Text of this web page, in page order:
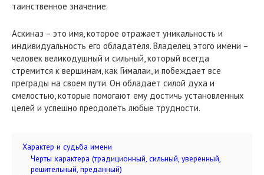
таинственное значение.
Аскиназ – это имя, которое отражает уникальность и
индивидуальность его обладателя. Владелец этого имени –
человек великодушный и сильный, который всегда
стремится к вершинам, как Гималаи, и побеждает все
преграды на своем пути. Он обладает силой духа и
смелостью, которые помогают ему достичь установленных
целей и успешно преодолеть любые трудности.
Характер и судьба имени
Черты характера (традиционный, сильный, уверенный,
решительный, преданный)